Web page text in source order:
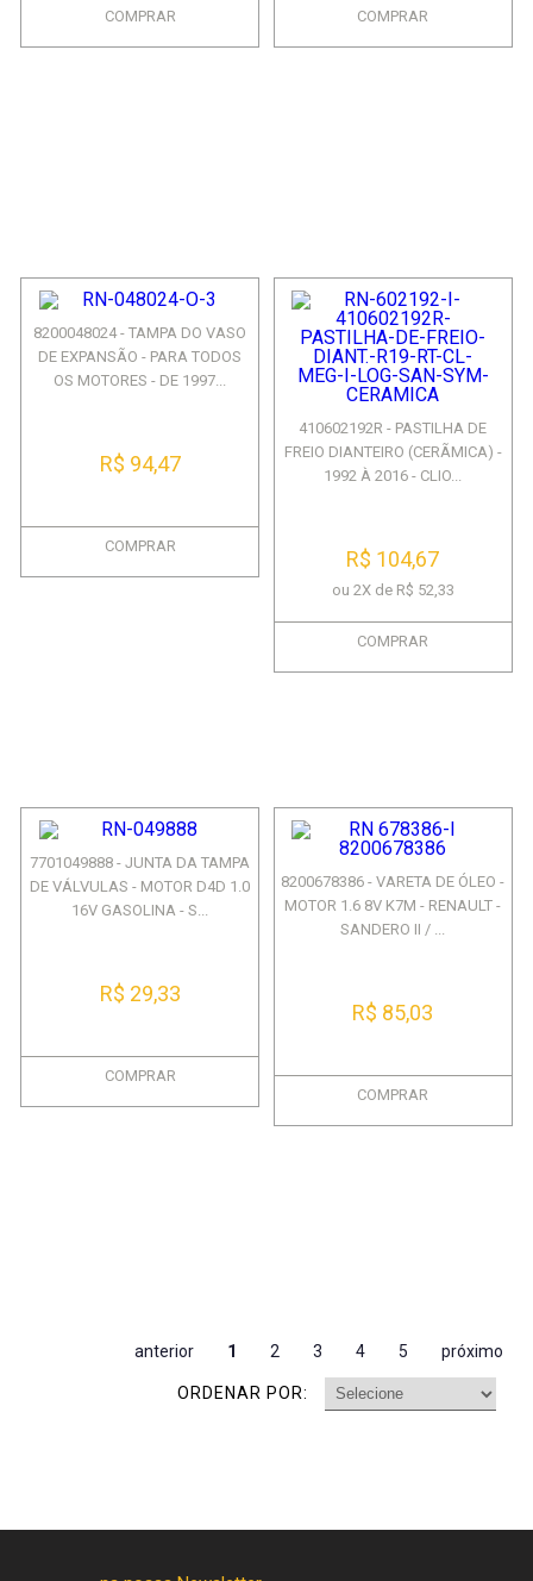
COMPRAR COMPRAR
8200048024 - TAMPA DO VASO
DE EXPANSÃO - PARA TODOS
OS MOTORES - DE 1997...
R$ 94,47
COMPRAR
410602192R - PASTILHA DE
FREIO DIANTEIRO (CERÃMICA) -
1992 À 2016 - CLIO...
R$ 104,67
ou 2X de R$ 52,33
COMPRAR
7701049888 - JUNTA DA TAMPA
DE VÁLVULAS - MOTOR D4D 1.0
16V GASOLINA - S...
R$ 29,33
COMPRAR
8200678386 - VARETA DE ÓLEO -
MOTOR 1.6 8V K7M - RENAULT -
SANDERO II / ...
R$ 85,03
COMPRAR
anterior 1 2 3 4 5 próximo
ORDENAR POR: